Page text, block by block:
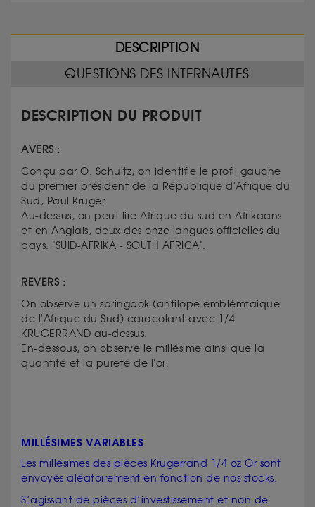
DESCRIPTION
QUESTIONS DES INTERNAUTES
DESCRIPTION DU PRODUIT
AVERS :
Conçu par O. Schultz, on identifie le profil gauche
du premier président de la République d'Afrique du
Sud, Paul Kruger.
Au-dessus, on peut lire Afrique du sud en Afrikaans
et en Anglais, deux des onze langues officielles du
pays: "SUID-AFRIKA - SOUTH AFRICA".
REVERS :
On observe un springbok (antilope emblémtaique
de l'Afrique du Sud) caracolant avec 1/4
KRUGERRAND au-dessus.
En-dessous, on observe le millésime ainsi que la
quantité et la pureté de l'or.
MILLÉSIMES VARIABLES
Les millésimes des pièces Krugerrand 1/4 oz Or sont
envoyés aléatoirement en fonction de nos stocks.
S’agissant de pièces d’investissement et non de